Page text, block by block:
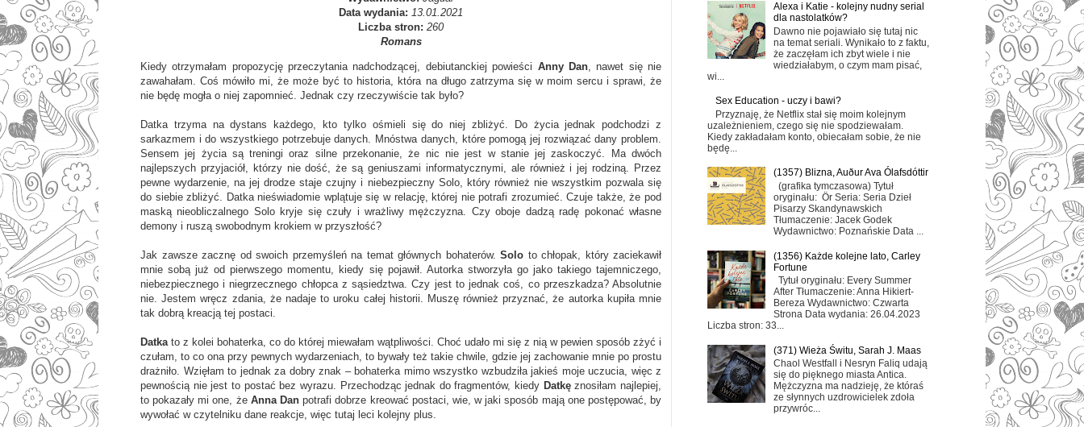
Data wydania: 13.01.2021
Liczba stron: 260
Romans
Kiedy otrzymałam propozycję przeczytania nadchodzącej, debiutanckiej powieści Anny Dan, nawet się nie
zawahałam. Coś mówiło mi, że może być to historia, która na długo zatrzyma się w moim sercu i sprawi, że
nie będę mogła o niej zapomnieć. Jednak czy rzeczywiście tak było?
Datka trzyma na dystans każdego, kto tylko ośmieli się do niej zbliżyć. Do życia jednak podchodzi z
sarkazmem i do wszystkiego potrzebuje danych. Mnóstwa danych, które pomogą jej rozwiązać dany problem.
Sensem jej życia są treningi oraz silne przekonanie, że nic nie jest w stanie jej zaskoczyć. Ma dwóch
najlepszych przyjaciół, którzy nie dość, że są geniuszami informatycznymi, ale również i jej rodziną. Przez
pewne wydarzenie, na jej drodze staje czujny i niebezpieczny Solo, który również nie wszystkim pozwala się
do siebie zbliżyć. Datka nieświadomie wplątuje się w relację, której nie potrafi zrozumieć. Czuje także, że pod
maską nieobliczalnego Solo kryje się czuły i wrażliwy mężczyzna. Czy oboje dadzą radę pokonać własne
demony i ruszą swobodnym krokiem w przyszłość?
Jak zawsze zacznę od swoich przemyśleń na temat głównych bohaterów. Solo to chłopak, który zaciekawił
mnie sobą już od pierwszego momentu, kiedy się pojawił. Autorka stworzyła go jako takiego tajemniczego,
niebezpiecznego i niegrzecznego chłopca z sąsiedztwa. Czy jest to jednak coś, co przeszkadza? Absolutnie
nie. Jestem wręcz zdania, że nadaje to uroku całej historii. Muszę również przyznać, że autorka kupiła mnie
tak dobrą kreacją tej postaci.
Datka to z kolei bohaterka, co do której miewałam wątpliwości. Choć udało mi się z nią w pewien sposób zżyć i
czułam, to co ona przy pewnych wydarzeniach, to bywały też takie chwile, gdzie jej zachowanie mnie po prostu
drażniło. Wzięłam to jednak za dobry znak – bohaterka mimo wszystko wzbudziła jakieś moje uczucia, więc z
pewnością nie jest to postać bez wyrazu. Przechodząc jednak do fragmentów, kiedy Datkęznosiłam najlepiej,
to pokazały mi one, że Anna Dan potrafi dobrze kreować postaci, wie, w jaki sposób mają one postępować, by
wywołać w czytelniku dane reakcje, więc tutaj leci kolejny plus.
Alexa i Katie - kolejny nudny serial
dla nastolatków?
Dawno nie pojawiało się tutaj nic
na temat seriali. Wynikało to z faktu,
że zaczęłam ich zbyt wiele i nie
wiedziałabym, o czym mam pisać,
wi...
Sex Education - uczy i bawi?
Przyznaję, że Netflix stał się moim kolejnym
uzależnieniem, czego się nie spodziewałam.
Kiedy zakładałam konto, obiecałam sobie, że nie
będę...
(1357) Blizna, Auður Ava Ólafsdóttir
(grafika tymczasowa) Tytuł
oryginału: Ör Seria: Seria Dzieł
Pisarzy Skandynawskich
Tłumaczenie: Jacek Godek
Wydawnictwo: Poznańskie Data ...
(1356) Każde kolejne lato, Carley
Fortune
Tytuł oryginału: Every Summer
After Tłumaczenie: Anna Hikiert-
Bereza Wydawnictwo: Czwarta
Strona Data wydania: 26.04.2023
Liczba stron: 33...
(371) Wieża Świtu, Sarah J. Maas
Chaol Westfall i Nesryn Faliq udają
się do pięknego miasta Antica.
Mężczyzna ma nadzieję, że któraś
ze słynnych uzdrowicielek zdoła
przywróc...